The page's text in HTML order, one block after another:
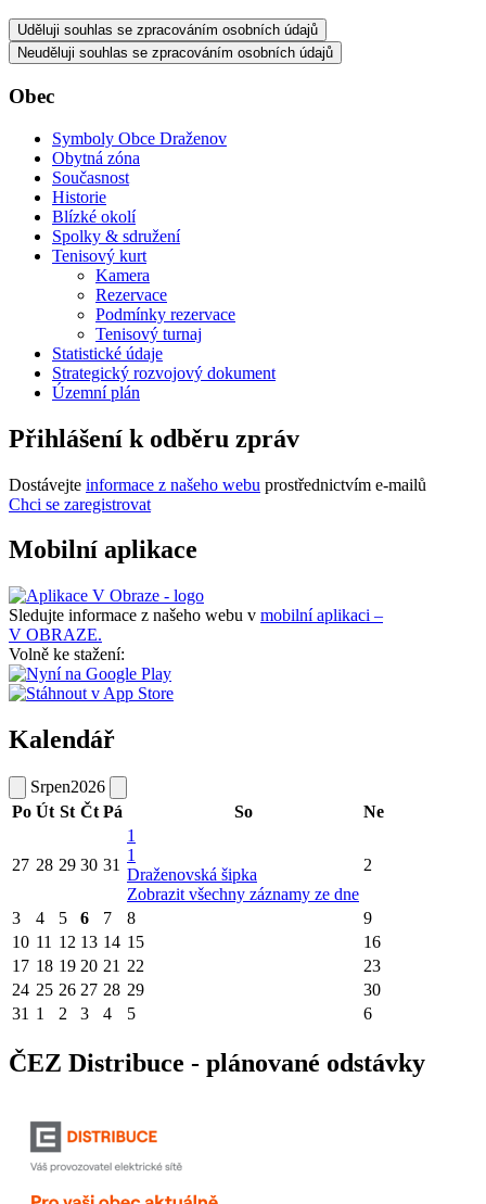
Uděluji souhlas se zpracováním osobních údajů
Neuděluji souhlas se zpracováním osobních údajů
Obec
Symboly Obce Draženov
Obytná zóna
Současnost
Historie
Blízké okolí
Spolky & sdružení
Tenisový kurt
Kamera
Rezervace
Podmínky rezervace
Tenisový turnaj
Statistické údaje
Strategický rozvojový dokument
Územní plán
Přihlášení k odběru zpráv
Dostávejte informace z našeho webu prostřednictvím e-mailů
Chci se zaregistrovat
Mobilní aplikace
Sledujte informace z našeho webu v mobilní aplikaci –
V OBRAZE.
Volně ke stažení:
Kalendář
Srpen2026
Po Út St Čt Pá So Ne
27 28 29 30 31
1
1
Draženovská šipka
Zobrazit všechny záznamy ze dne
2
3 4 5 6 7 8
9
10 11 12 13 14 15
16
17 18 19 20 21 22
23
24 25 26 27 28 29
30
31 1 2 3 4 5 6
ČEZ Distribuce - plánované odstávky